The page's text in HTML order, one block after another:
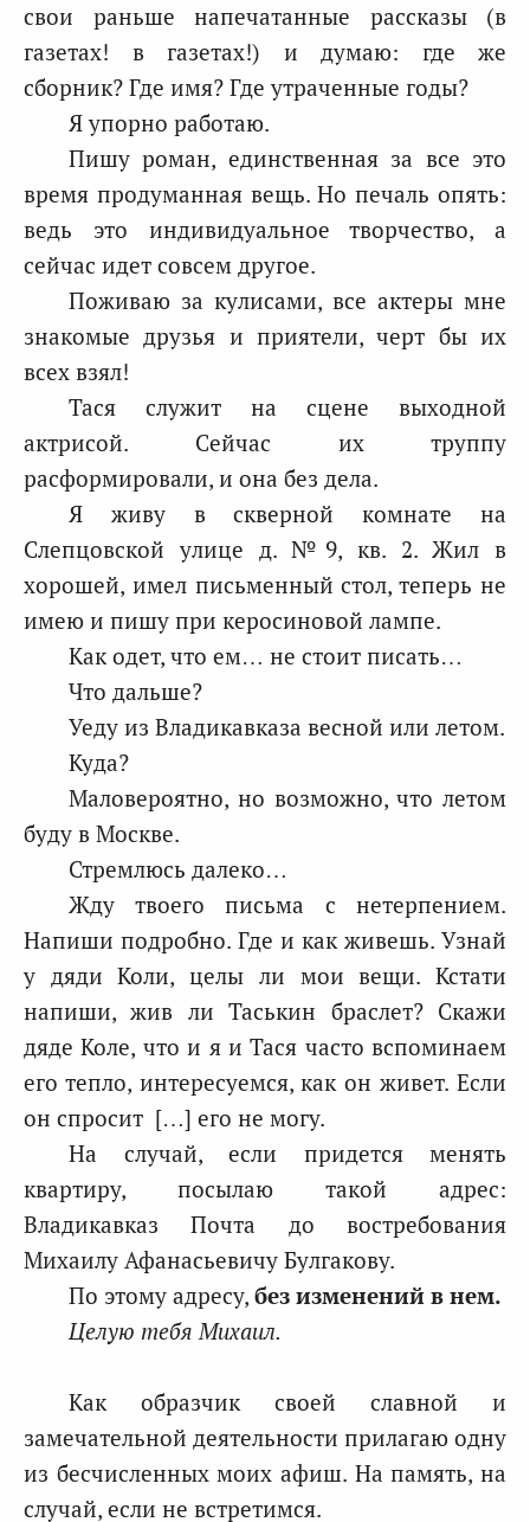
свои раньше напечатанные рассказы (в
газетах! в газетах!) и думаю: где же
сборник? Где имя? Где утраченные годы?
Я упорно работаю.
Пишу роман, единственная за все это
время продуманная вещь. Но печаль опять:
ведь это индивидуальное творчество, а
сейчас идет совсем другое.
Поживаю за кулисами, все актеры мне
знакомые друзья и приятели, черт бы их
всех взял!
Тася служит на сцене выходной
актрисой. Сейчас их труппу
расформировали, и она без дела.
Я живу в скверной комнате на
Слепцовской улице д. №9, кв. 2. Жил в
хорошей, имел письменный стол, теперь не
имею и пишу при керосиновой лампе.
Как одет, что ем… не стоит писать…
Что дальше?
Уеду из Владикавказа весной или летом.
Куда?
Маловероятно, но возможно, что летом
буду в Москве.
Стремлюсь далеко…
Жду твоего письма с нетерпением.
Напиши подробно. Где и как живешь. Узнай
у дяди Коли, целы ли мои вещи. Кстати
напиши, жив ли Таськин браслет? Скажи
дяде Коле, что и я и Тася часто вспоминаем
его тепло, интересуемся, как он живет. Если
он спросит […] его не могу.
На случай, если придется менять
квартиру, посылаю такой адрес:
Владикавказ Почта до востребования
Михаилу Афанасьевичу Булгакову.
По этому адресу, без изменений в нем.
Целую тебя Михаил.
Как образчик своей славной и
замечательной деятельности прилагаю одну
из бесчисленных моих афиш. На память, на
случай, если не встретимся.